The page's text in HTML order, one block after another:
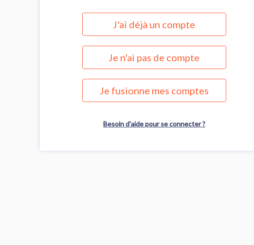
J'ai déjà un compte
Je n'ai pas de compte
Je fusionne mes comptes
Besoin d'aide pour se connecter ?